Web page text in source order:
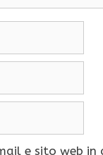
e sito web